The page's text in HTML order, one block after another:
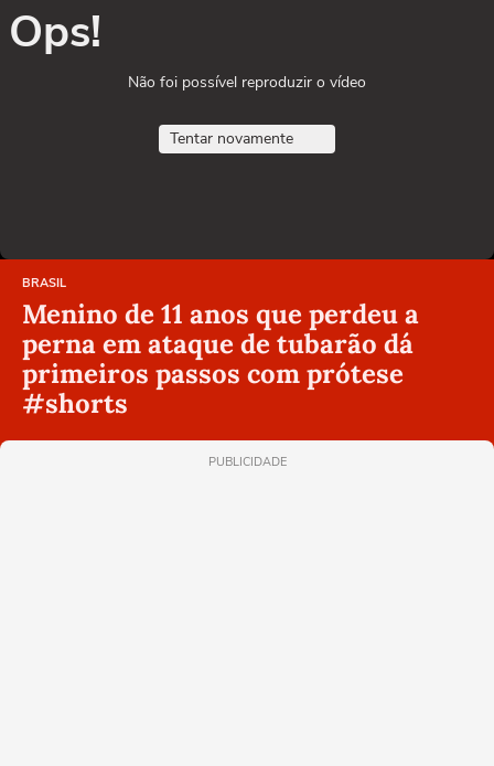
Ops!
Não foi possível reproduzir o vídeo
Tentar novamente
BRASIL
Menino de 11 anos que perdeu a
perna em ataque de tubarão dá
primeiros passos com prótese
#shorts
PUBLICIDADE